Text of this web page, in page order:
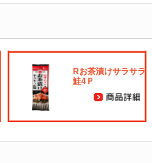
Rお茶漬けサラサラ
鮭4Ｐ